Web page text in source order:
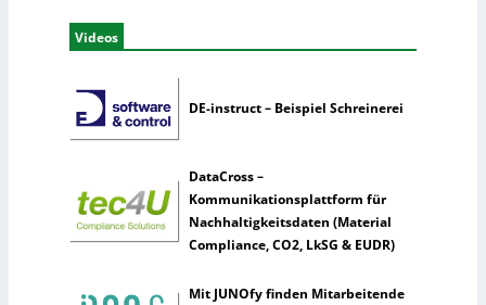
Videos
DE-instruct – Beispiel Schreinerei
DataCross –
Kommunikationsplattform für
Nachhaltigkeitsdaten (Material
Compliance, CO2, LkSG & EUDR)
Mit JUNOfy finden Mitarbeitende